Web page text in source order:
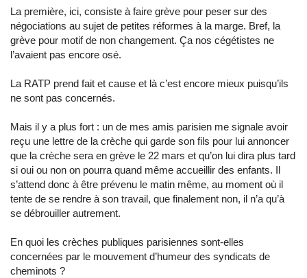
La première, ici, consiste à faire grève pour peser sur des
négociations au sujet de petites réformes à la marge. Bref, la
grève pour motif de non changement. Ça nos cégétistes ne
l’avaient pas encore osé.
La RATP prend fait et cause et là c’est encore mieux puisqu’ils
ne sont pas concernés.
Mais il y a plus fort : un de mes amis parisien me signale avoir
reçu une lettre de la crèche qui garde son fils pour lui annoncer
que la crèche sera en grève le 22 mars et qu’on lui dira plus tard
si oui ou non on pourra quand même accueillir des enfants. Il
s’attend donc à être prévenu le matin même, au moment où il
tente de se rendre à son travail, que finalement non, il n’a qu’à
se débrouiller autrement.
En quoi les crèches publiques parisiennes sont-elles
concernées par le mouvement d’humeur des syndicats de
cheminots ?